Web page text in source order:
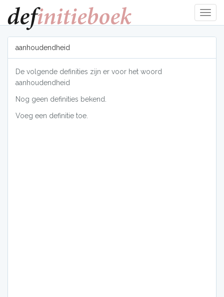
tonen
aanhoudendheid
De volgende definities zijn er voor het woord
aanhoudendheid
Nog geen definities bekend.
Voeg een definitie toe.